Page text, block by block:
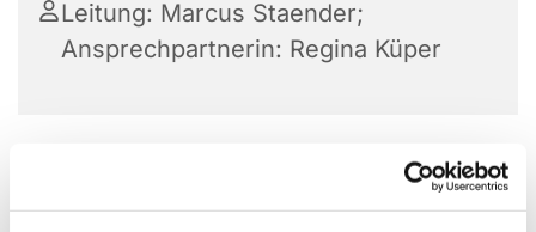
Leitung: Marcus Staender;
Ansprechpartnerin: Regina Küper